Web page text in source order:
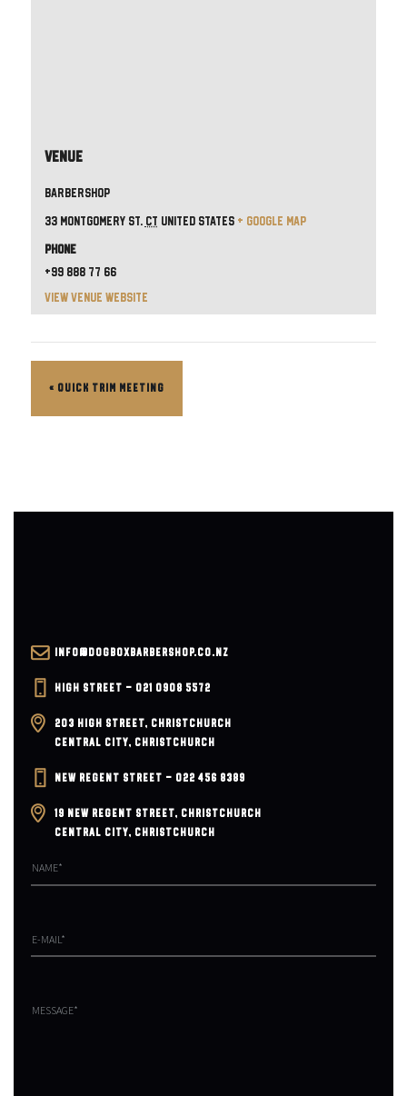
Venue
Barbershop
33 Montgomery St. CT United States + Google Map
Phone
+99 888 77 66
View Venue Website
« QUICK TRIM MEETING
INFO@DOGBOXBARBERSHOP.CO.NZ
HIGH STREET – 021 0908 5572
203 HIGH STREET, CHRISTCHURCH
CENTRAL CITY, CHRISTCHURCH
NEW REGENT STREET – 022 456 8389
19 NEW REGENT STREET, CHRISTCHURCH
CENTRAL CITY, CHRISTCHURCH